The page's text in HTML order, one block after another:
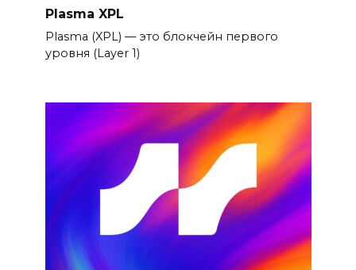
Plasma XPL
Plasma (XPL) — это блокчейн первого
уровня (Layer 1)